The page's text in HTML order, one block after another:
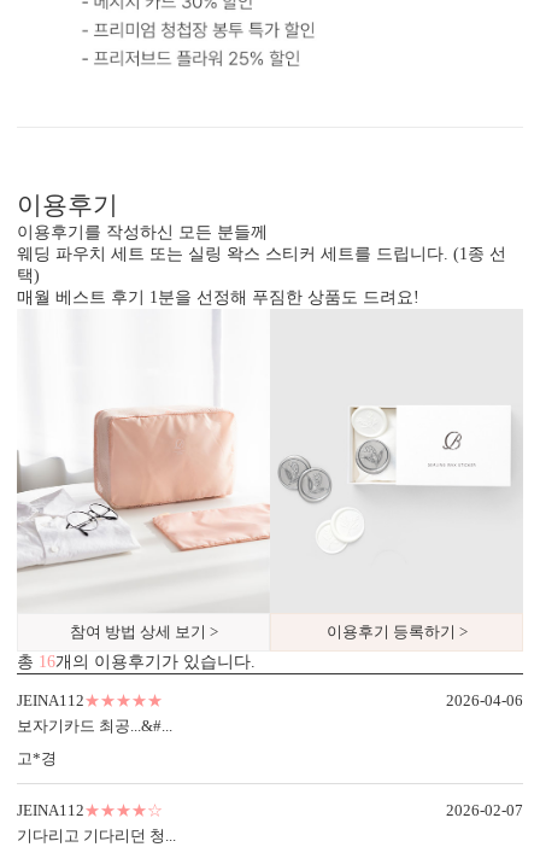
흰색 봉투를 기본으로 제공하는 카드입니다. (변경 가능)
업계최고 고평량·고탄성 수입지
엽서형은 400g, 2단형은 370g 고급
수입지를 사용해 제작됩니다.
공하며,
쇄 품질을 직접 확인해보세요.
테두리 정밀 마감
테두리를 직각 또는 라운드로 무
이용후기
이용후기를 작성하신 모든 분들께
웨딩 파우치 세트 또는 실링 왁스 스티커 세트를 드립니다. (1종 선
택)
매월 베스트 후기 1분을 선정해 푸짐한 상품도 드려요!
참여 방법 상세 보기 >
이용후기 등록하기 >
총 16개의 이용후기가 있습니다.
JEINA112★★★★★
보자기카드 최공...&#...
고*경
2026-04-06
JEINA112★★★★☆
기다리고 기다리던 청...
2026-02-07